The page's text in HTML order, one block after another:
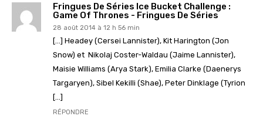
Fringues De Séries Ice Bucket Challenge :
Game Of Thrones - Fringues De Séries
28 août 2014 à 12 h 56 min
[…] Headey (Cersei Lannister), Kit Harington (Jon
Snow) et Nikolaj Coster-Waldau (Jaime Lannister),
Maisie Williams (Arya Stark), Emilia Clarke (Daenerys
Targaryen), Sibel Kekilli (Shae), Peter Dinklage (Tyrion
[…]
RÉPONDRE